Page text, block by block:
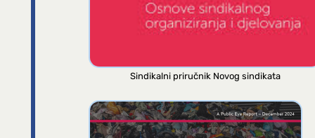
Sindikalni priručnik Novog sindikata